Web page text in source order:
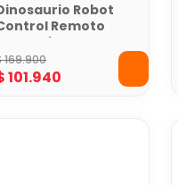
Robot
Remoto
Toy Logic
169.900
101.940